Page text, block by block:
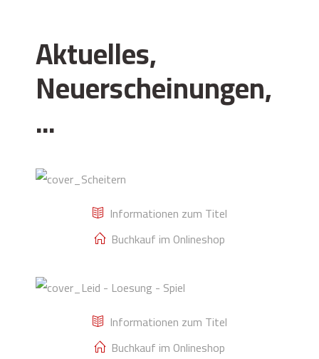
Aktuelles,
Neuerscheinungen,
...
Zeit des
Scheiterns
Informationen zum Titel
Buchkauf im Onlineshop
Leid - Lösung -
SpielInformationen zum Titel
Buchkauf im Onlineshop